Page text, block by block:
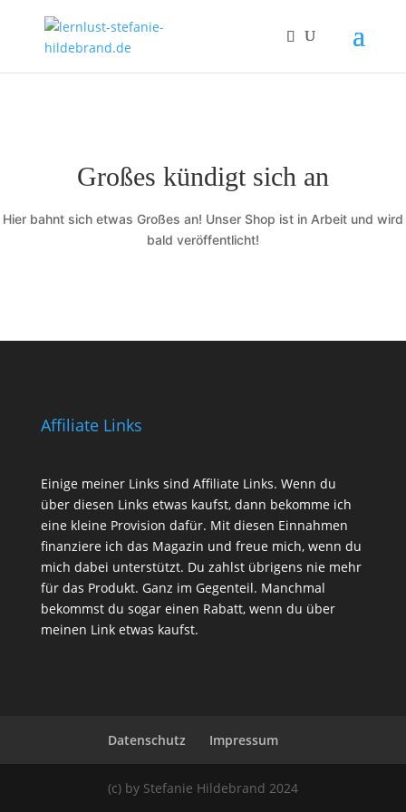
Großes kündigt sich an
Hier bahnt sich etwas Großes an! Unser Shop ist in Arbeit und wird
bald veröffentlicht!
Affiliate Links
Einige meiner Links sind Affiliate Links. Wenn du
über diesen Links etwas kaufst, dann bekomme ich
eine kleine Provision dafür. Mit diesen Einnahmen
finanziere ich das Magazin und freue mich, wenn du
mich dabei unterstützt. Du zahlst übrigens nie mehr
für das Produkt. Ganz im Gegenteil. Manchmal
bekommst du sogar einen Rabatt, wenn du über
meinen Link etwas kaufst.
Datenschutz Impressum
(c) by Stefanie Hildebrand 2024